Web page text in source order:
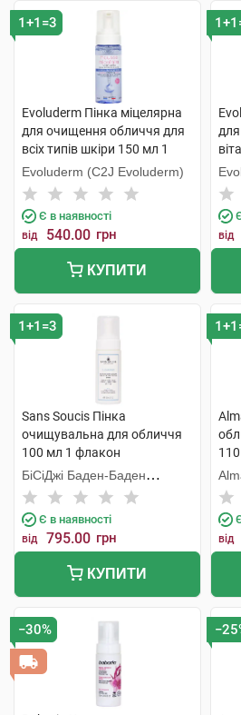
1+1=3
Evoluderm Пінка міцелярна
для очищення обличчя для
всіх типів шкіри 150 мл 1
флакон
Evoluderm (C2J Evoluderm)
Є в наявності
від 540.00 грн
КУПИТИ
від
1+1=3
Sans Soucis Пінка
очищувальна для обличчя
100 мл 1 флакон
БіСіДжі Баден-Баден
Косметікс Груп Гмбх
Є в наявності
від 795.00 грн
КУПИТИ
від
−30%